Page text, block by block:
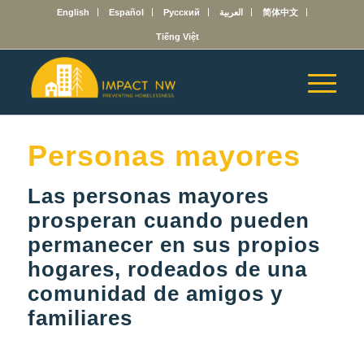
English Español Русский العربية 简体中文
Tiếng Việt
Personas mayores
Las personas mayores
prosperan cuando pueden
permanecer en sus propios
hogares, rodeados de una
comunidad de amigos y
familiares